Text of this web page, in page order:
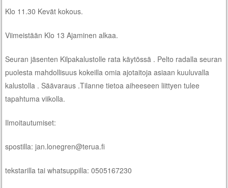
Klo 11.30 Kevät kokous.
Viimeistään Klo 13 Ajaminen alkaa.
Seuran jäsenten Kilpakalustolle rata käytössä . Pelto radalla seuran
puolesta mahdollisuus kokeilla omia ajotaitoja asiaan kuuluvalla
kalustolla . Säävaraus .Tilanne tietoa aiheeseen liittyen tulee
tapahtuma viikolla.
Ilmoitautumiset:
spostilla: jan.lonegren@terua.fi
tekstarilla tai whatsuppilla: 0505167230